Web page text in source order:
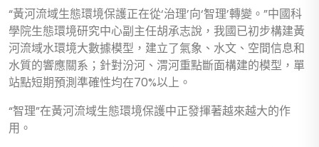
“黃河流域生態環境保護正在從‘治理’向‘智理’轉變。”中國科
學院生態環境研究中心副主任胡承志說，我國已初步構建黃
河流域水環境大數據模型，建立了氣象、水文、空間信息和
水質的響應關系；針對汾河、渭河重點斷面構建的模型，單
站點短期預測準確性均在70%以上。
“智理”在黃河流域生態環境保護中正發揮著越來越大的作
用。